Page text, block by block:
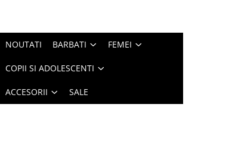
NOUTATI BARBATI FEMEI
COPII SI ADOLESCENTI
ACCESORII SALE